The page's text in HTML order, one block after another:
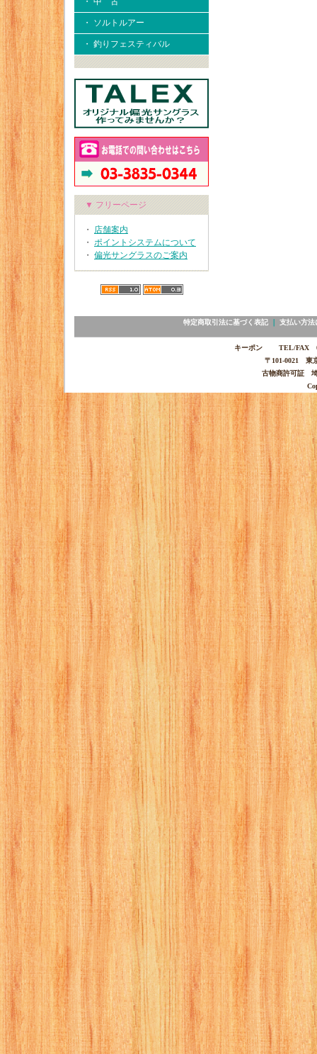
・ ソルトルアー
・ 釣りフェスティバル
▼ フリーページ
・ 店舗案内
・ ポイントシステムについて
・ 偏光サングラスのご案内
特定商取引法に基づく表記｜ 支払い方法
キーポン TEL/FAX
〒101-0021 東
古物商許可証